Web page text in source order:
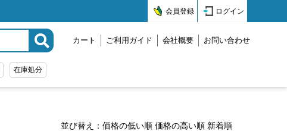
会員登録 ログイン
カート ご利用ガイド 会社概要 お問い合わせ
在庫処分
並び替え： 価格の低い順 価格の高い順 新着順